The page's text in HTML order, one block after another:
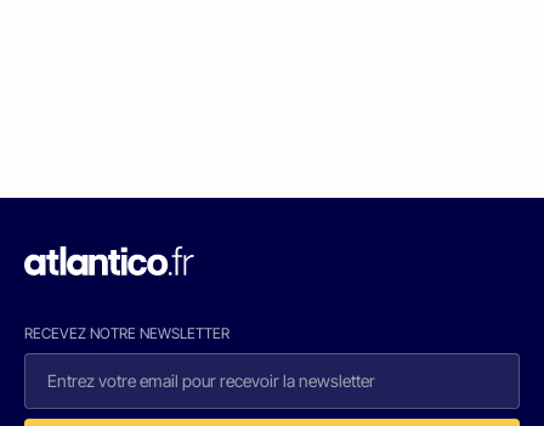
RECEVEZ NOTRE NEWSLETTER